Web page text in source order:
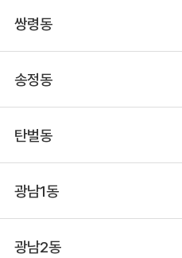
쌍령동
송정동
탄벌동
광남1동
광남2동